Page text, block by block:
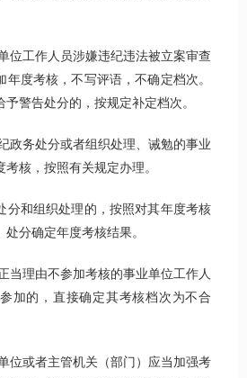
工作人员涉嫌违纪违法被立案审查
年度考核，不写评语，不确定档次。
警告处分的，按规定补定档次。
务处分或者组织处理、诫勉的事业
核，按照有关规定办理。
和组织处理的，按照对其年度考核
分确定年度考核结果。
理由不参加考核的事业单位工作人
加的，直接确定其考核档次为不合
或者主管机关（部门）应当加强考